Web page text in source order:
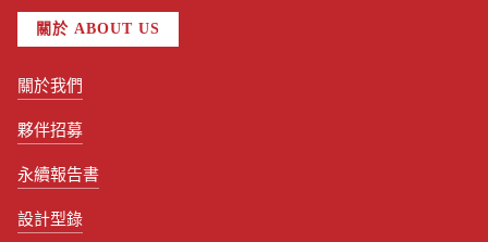
關於 ABOUT US
關於我們
夥伴招募
永續報告書
設計型錄